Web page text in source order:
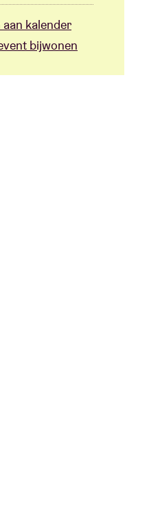
kalender
bijwonen